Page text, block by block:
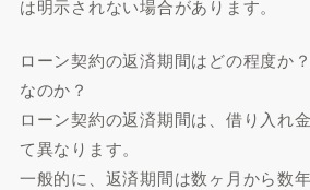
は明示されない場合があります。
ローン契約の返済期間はどの程度か
なのか？
ローン契約の返済期間は、借り入れ
て異なります。
一般的に、返済期間は数ヶ月から数